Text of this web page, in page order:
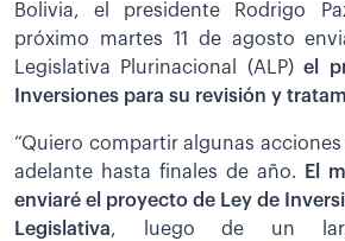
Bolivia, el presidente Rodrigo
próximo martes 11 de agosto
Legislativa Plurinacional (ALP)el
Inversiones para su revisión y
“Quiero compartir algunas
adelante hasta finales de año.
El
enviaré el proyecto de Ley de
Legislativa, luego de un